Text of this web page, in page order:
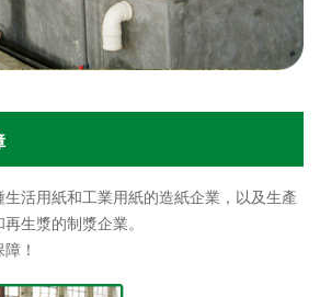
活用紙和工業用紙的造紙企業，以及生產
生漿的制漿企業。
！